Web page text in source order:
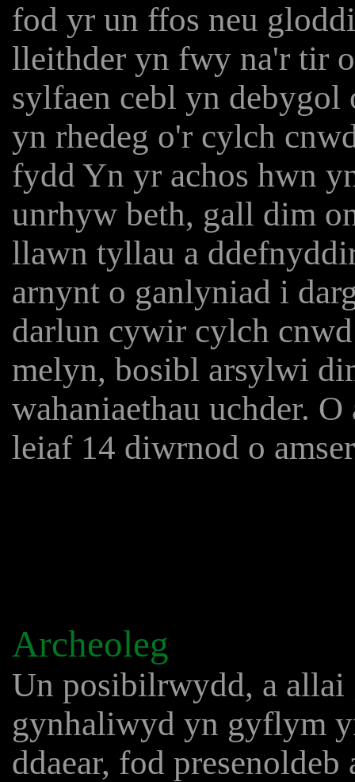
fod yr un ffos neu
lleithder yn fwy na'r tir
sylfaen cebl yn debygol
yn rhedeg o'r cylch
fydd Yn yr achos hwn
unrhyw beth, gall dim
llawn tyllau a
arnynt o ganlyniad i
darlun cywir cylch
melyn, bosibl arsylwi
wahaniaethau uchder.
leiaf 14 diwrnod o
Archeoleg
Un posibilrwydd, a allai
gynhaliwyd yn gyflym
ddaear, fod